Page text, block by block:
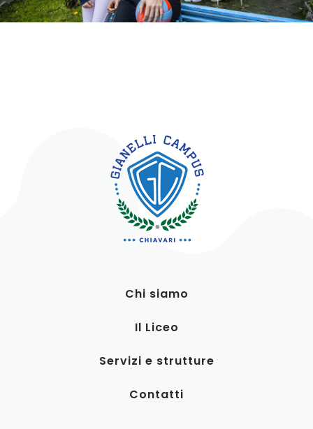
Chi siamo
Il Liceo
Servizi e strutture
Contatti